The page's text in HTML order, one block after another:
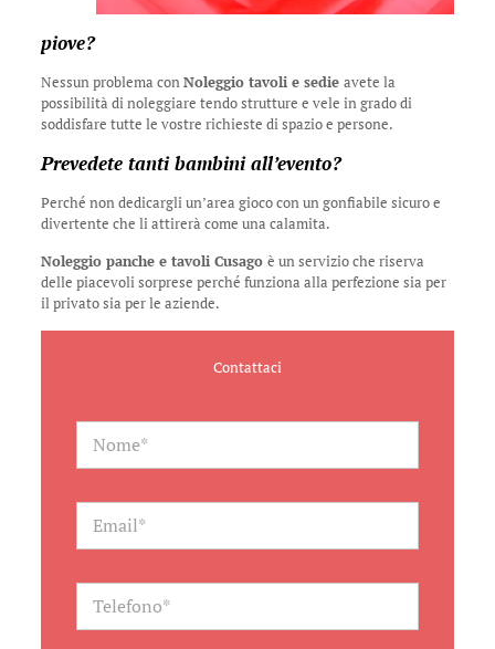
piove?
Nessun problema conNoleggio tavoli e sedie avete la
possibilità di noleggiare tendo strutture e vele in grado di
soddisfare tutte le vostre richieste di spazio e persone.
Prevedete tanti bambini all’evento?
Perché non dedicargli un’area gioco con un gonfiabile sicuro e
divertente che li attirerà come una calamita.
Noleggio panche e tavoli Cusago è un servizio che riserva
delle piacevoli sorprese perché funziona alla perfezione sia per
il privato sia per le aziende.
Contattaci
N
m
*E
a
lT
l